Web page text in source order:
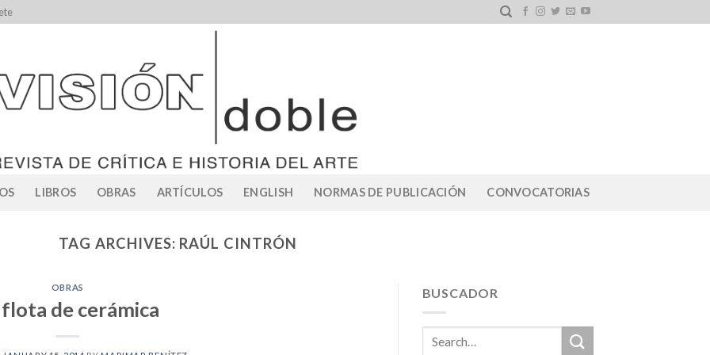
LIBROS OBRAS ARTÍCULOS ENGLISH NORMAS DE PUBLICACIÓN CONVOCATORIAS
TAG ARCHIVES: RAÚL CINTRÓN
OBRAS
flota de cerámica
BUSCADOR